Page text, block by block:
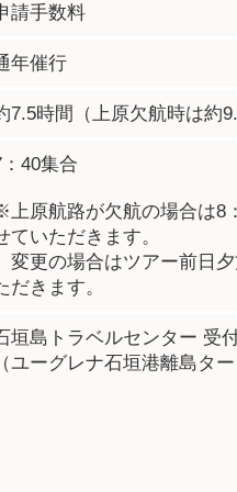
請手数料
年催行
7.5時間（上原欠航時は約
40集合
上原航路が欠航の場合は8
ていただきます。
変更の場合はツアー前日
だきます。
垣島トラベルセンター 受
（ユーグレナ石垣港離島タ